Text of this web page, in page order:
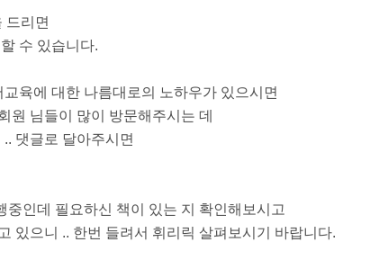
드리면
수 있습니다.
육에 대한 나름대로의 노하우가 있으시면
원 님들이 많이 방문해주시는 데
댓글로 달아주시면
중인데 필요하신 책이 있는 지 확인해보시고
있으니 .. 한번 들려서 휘리릭 살펴보시기 바랍니다.